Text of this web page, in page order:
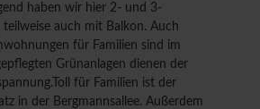
haben wir hier 2- und 3-
teilweise auch mit Balkon. Auch
für Familien sind im
Grünanlagen dienen der
für Familien ist der
in der Bergmannsallee. Außerdem